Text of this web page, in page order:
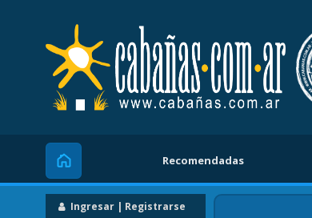
Inicio Recomendadas
Ingresar | Registrarse